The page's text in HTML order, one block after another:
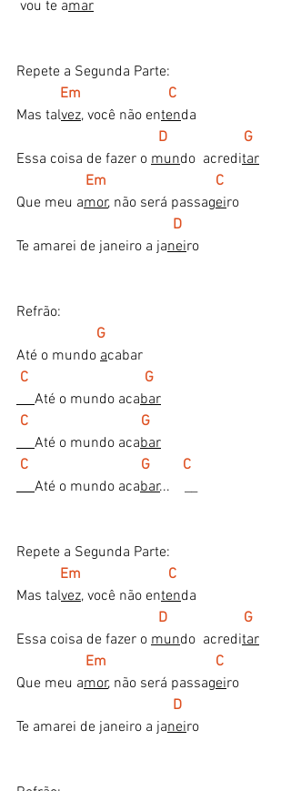
vou te amar
Repete a Segunda Parte:
Em                        C
Mas talvez, você não entenda
  D                     G
Essa coisa de fazer o mundo  acreditar
Em
C
Que meu amor, não será passageiro
  D
Te amarei de janeiro a janeiro
Refrão:
G
Até o mundo acabar
C                                G
Até o mundo acabar
C                               G
Até o mundo acabar
C                               G         C
Até o mundo acabar...    __
Repete a Segunda Parte:
Em                        C
Mas talvez, você não entenda
    D                     G
Essa coisa de fazer o mundo  acreditar
  Em                              C
Que meu amor, não será passageiro
D
Te amarei de janeiro a janeiro